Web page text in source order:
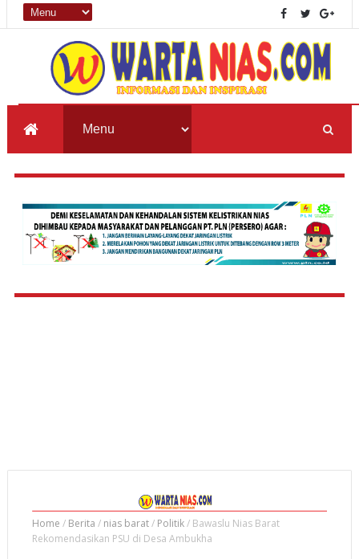
Home / Berita / nias barat/ Politik/ Bawaslu Nias Barat
Rekomendasikan PSU di Desa Ambukha